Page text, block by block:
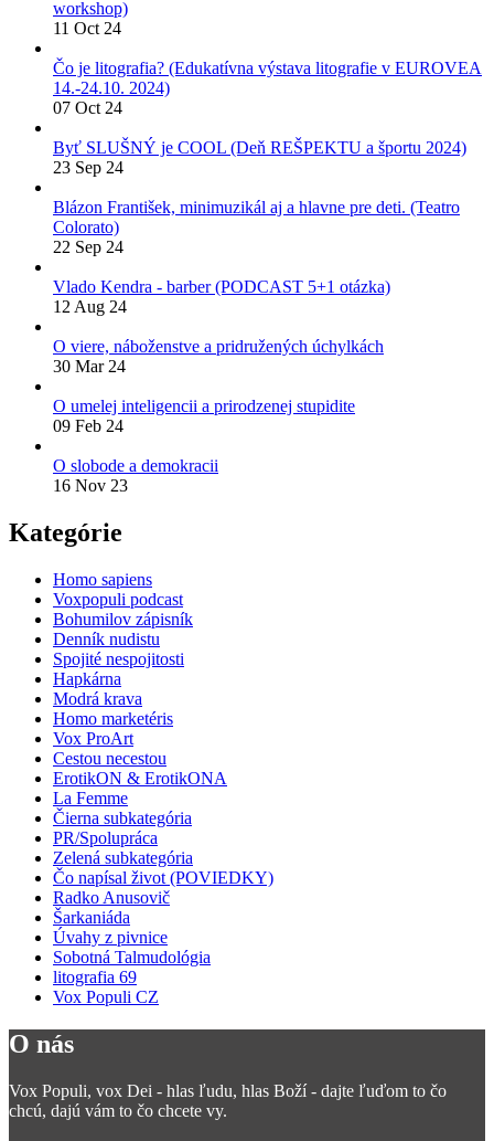
workshop)
11 Oct 24
Čo je litografia? (Edukatívna výstava litografie v EUROVEA
14.-24.10. 2024)
07 Oct 24
Byť SLUŠNÝ je COOL (Deň REŠPEKTU a športu 2024)
23 Sep 24
Blázon František, minimuzikál aj a hlavne pre deti. (Teatro
Colorato)
22 Sep 24
Vlado Kendra - barber (PODCAST 5+1 otázka)
12 Aug 24
O viere, náboženstve a pridružených úchylkách
30 Mar 24
O umelej inteligencii a prirodzenej stupidite
09 Feb 24
O slobode a demokracii
16 Nov 23
Kategórie
Homo sapiens
Voxpopuli podcast
Bohumilov zápisník
Denník nudistu
Spojité nespojitosti
Hapkárna
Modrá krava
Homo marketéris
Vox ProArt
Cestou necestou
ErotikON & ErotikONA
La Femme
Čierna subkategória
PR/Spolupráca
Zelená subkategória
Čo napísal život (POVIEDKY)
Radko Anusovič
Šarkaniáda
Úvahy z pivnice
Sobotná Talmudológia
litografia 69
Vox Populi CZ
O nás
Vox Populi, vox Dei - hlas ľudu, hlas Boží - dajte ľuďom to čo
chcú, dajú vám to čo chcete vy.